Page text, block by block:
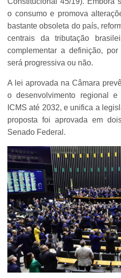
o consumo e promova
bastante obsoleta do país,
centrais da tributação
complementar a definição,
será progressiva ou não.
A lei aprovada na Câmara
o desenvolvimento regional
ICMS até 2032, e unifica a
proposta foi aprovada em
Senado Federal.